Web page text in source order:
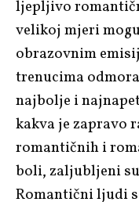
ljepljivo
velikoj mjeri
obrazovnim
trenucima
najbolje i
kakva je zapravo
romantičnih i
boli, zaljubljeni
Romantični ljudi